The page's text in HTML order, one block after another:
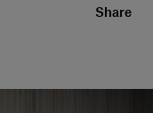
Share